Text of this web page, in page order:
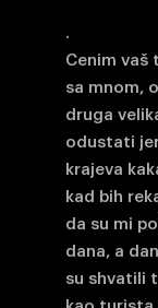
.
Cenim vaš
sa mnom,
druga
odustati
krajeva
kad bih
da su mi
dana, a
su shvatili